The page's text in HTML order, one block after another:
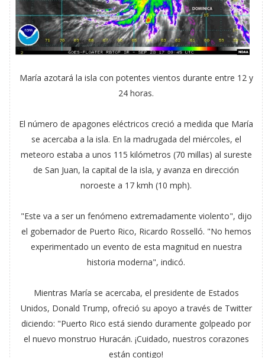
María azotará la isla con potentes vientos durante entre 12 y
24 horas.
El número de apagones eléctricos creció a medida que María
se acercaba a la isla. En la madrugada del miércoles, el
meteoro estaba a unos 115 kilómetros (70 millas) al sureste
de San Juan, la capital de la isla, y avanza en dirección
noroeste a 17 kmh (10 mph).
"Este va a ser un fenómeno extremadamente violento", dijo
el gobernador de Puerto Rico, Ricardo Rosselló. "No hemos
experimentado un evento de esta magnitud en nuestra
historia moderna", indicó.
Mientras María se acercaba, el presidente de Estados
Unidos, Donald Trump, ofreció su apoyo a través de Twitter
diciendo: "Puerto Rico está siendo duramente golpeado por
el nuevo monstruo Huracán. ¡Cuidado, nuestros corazones
están contigo!